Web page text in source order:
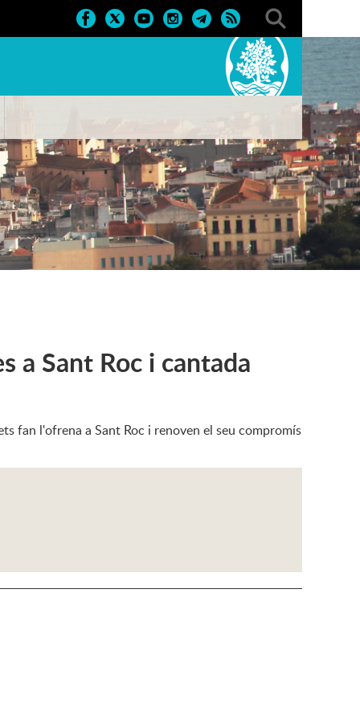
a Sant Roc i cantada
fan l'ofrena a Sant Roc i renoven el seu compromís